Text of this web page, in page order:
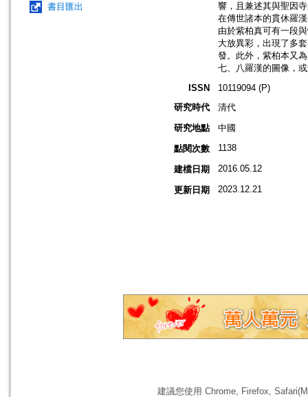
書目匯出
響，且兼述其與聖因
在傳世諸本的貫休羅
由於紫柏真可有一段
大放異彩，出現了多
發。此外，紫柏本又
七、八羅漢的圖像，
ISSN
10119094 (P)
研究時代
清代
研究地點
中國
點閱次數
1138
建檔日期 2016.05.12
更新日期 2023.12.21
建議您使用 Chrome, Firefox,